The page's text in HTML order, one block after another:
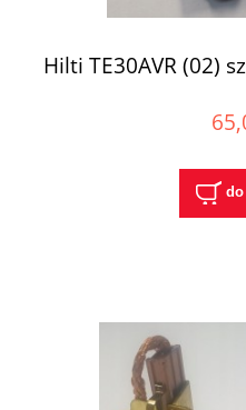
Hilti TE30AVR (02)
do